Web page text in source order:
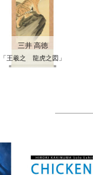
三井 高徳
「王羲之 龍虎之図」